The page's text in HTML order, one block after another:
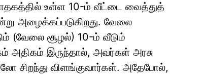
உள்ள 10-ம் வீட்டை வைத்துத்
அழைக்கப்படுகிறது. வேலை
(வேலை சூழல்) 10-ம் வீடும்
அதிகம் இருந்தால், அவர்கள் அரசு
சிறந்து விளங்குவார்கள். அதேபோல்,